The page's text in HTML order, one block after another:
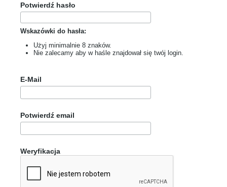
Potwierdź hasło
Wskazówki do hasła:
Użyj minimalnie 8 znaków.
Nie zalecamy aby w haśle znajdował się twój login.
E-Mail
Potwierdź email
Weryfikacja